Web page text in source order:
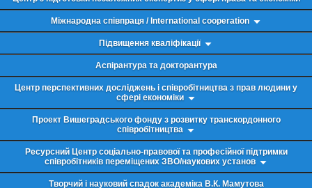
Міжнародна співпраця / International cooperation
Підвищення кваліфікації
Аспірантура та докторантура
Центр перспективних досліджень і співробітництва з прав людини у
сфері економіки
Проект Вишеградського фонду з розвитку транскордонного
співробітництва
Ресурсний Центр соціально-правової та професійної підтримки
співробітників переміщених ЗВО/наукових установ
Творчий і науковий спадок академіка В.К. Мамутова